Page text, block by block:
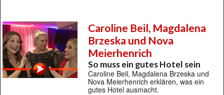
Caroline Beil, Magdalena
Brzeska und Nova
Meierhenrich
So muss ein gutes Hotel sein
Caroline Beil, Magdalena Brzeska und
Nova Meierhenrich erklären, was ein
gutes Hotel ausmacht.